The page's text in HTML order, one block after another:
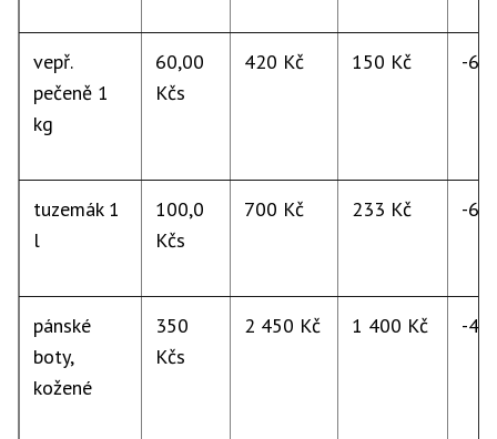
vepř.
pečeně 1
kg
60,00
Kčs
420 Kč 150 Kč -64
tuzemák 1
l
100,0
Kčs
700 Kč 233 Kč -67
pánské
boty,
kožené
350
Kčs
2 450 Kč 1 400 Kč -43